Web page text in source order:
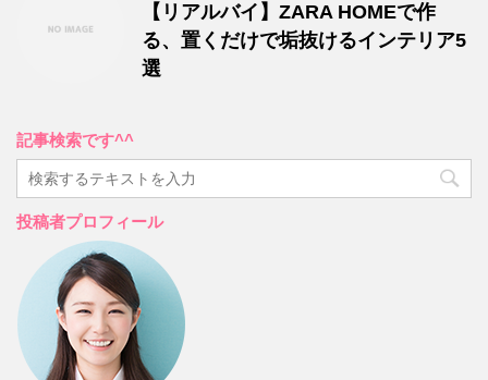
【リアルバイ】ZARA HOMEで作
る、置くだけで垢抜けるインテリア5
選
記事検索です^^
投稿者プロフィール